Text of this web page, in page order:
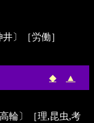
〕［労働］
◆ ▲
輪〕［理,昆虫,考